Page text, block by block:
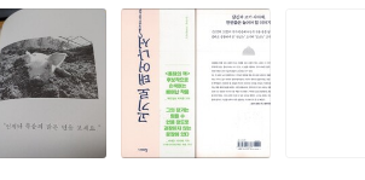
고 흘러나왔기 때문에 더욱더 확신에 차
람들이 괜찮다고 하지 않는가? 그런데 내
려가는 사람들을 이론서 한 귀퉁이에서나 찾
거대한 존재에게 호소하는 울림이 있었다.
대해 생각해보아야 할 때가 아닐까.
운 문제는 아니다. ‘윤리적인 방식으로 사
받아들일 수 있을까? 중요한 것은 이러한
식 쓰레기가 불균형하게 쏟아지는 세상
은 눈으로 인간과 동물의 경계를 계속 바라